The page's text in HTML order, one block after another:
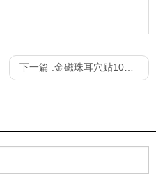
下一篇 :金磁珠耳穴贴100粒/盒